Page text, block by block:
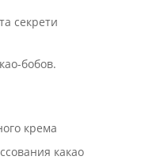
секрети
бобов.
крема
какао